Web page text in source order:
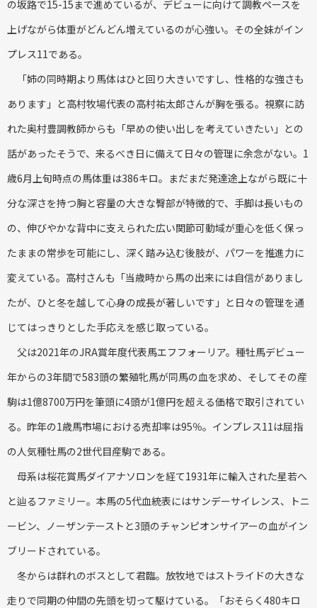
の坂路で15-15まで進めているが、デビューに向けて調教ペースを
上げながら体重がどんどん増えているのが心強い。その全妹がイン
プレス11である。
「姉の同時期より馬体はひと回り大きいですし、性格的な強さも
あります」と高村牧場代表の高村祐太郎さんが胸を張る。視察に訪
れた奥村豊調教師からも「早めの使い出しを考えていきたい」との
話があったそうで、来るべき日に備えて日々の管理に余念がない。1
歳6月上旬時点の馬体重は386キロ。まだまだ発達途上ながら既に十
分な深さを持つ胸と容量の大きな臀部が特徴的で、手脚は長いもの
の、伸びやかな背中に支えられた広い関節可動域が重心を低く保っ
たままの常歩を可能にし、深く踏み込む後肢が、パワーを推進力に
変えている。高村さんも「当歳時から馬の出来には自信がありまし
たが、ひと冬を越して心身の成長が著しいです」と日々の管理を通
じてはっきりとした手応えを感じ取っている。
父は2021年のJRA賞年度代表馬エフフォーリア。種牡馬デビュー
年からの3年間で583頭の繁殖牝馬が同馬の血を求め、そしてその産
駒は1億8700万円を筆頭に4頭が1億円を超える価格で取引されてい
る。昨年の1歳馬市場における売却率は95％。インプレス11は屈指
の人気種牡馬の2世代目産駒である。
母系は桜花賞馬ダイアナソロンを経て1931年に輸入された星若へ
と辿るファミリー。本馬の5代血統表にはサンデーサイレンス、トニ
ービン、ノーザンテーストと3頭のチャンピオンサイアーの血がイン
ブリードされている。
冬からは群れのボスとして君臨。放牧地ではストライドの大きな
走りで同期の仲間の先頭を切って駆けている。「おそらく480キロ